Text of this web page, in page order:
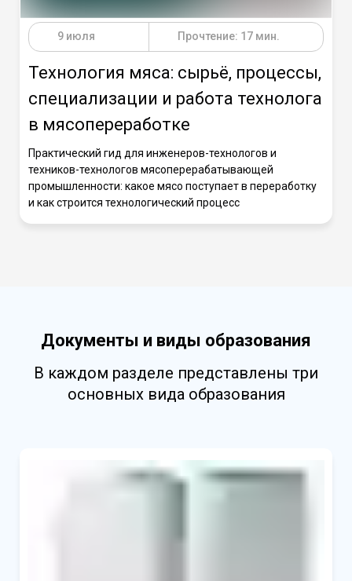
9 июля Прочтение: 17 мин.
Технология мяса: сырьё, процессы,
специализации и работа технолога
в мясопереработке
Практический гид для инженеров-технологов и
техников-технологов мясоперерабатывающей
промышленности: какое мясо поступает в переработку
и как строится технологический процесс
Документы и виды образования
В каждом разделе представлены три
основных вида образования